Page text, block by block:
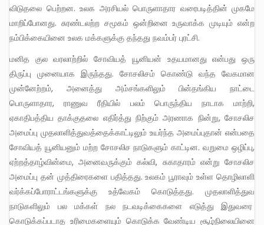
விடுதலை பெற்றன. உலக அரசியல் பொருளாதார வரைபடித்தின் முகமே
மாறிப்போனது. சுரண்டலற்ற சமூகம் ஒன்றினை உருவாக்க முடியும் என்ற
நம்பிக்கையினை உலக மக்களுக்கு தந்தது நவம்பர் புரட்சி.
மனித குல வரலாற்றில் சோவியத் யூனியன் உதயமானது என்பது ஒரு
திருப்பு முனையாக இருந்தது. சோசலிசம் கொண்டு வந்த வேகமான
முன்னேற்றம், அனைத்து அம்சங்களிலும் பின்தங்கிய நாட்டை
பொருளாதார, ராணுவ ரீதியில் பலம் பொருந்திய நாடாக மாற்றி,
ஏகாதிபத்திய தாக்குதலை எதிர்த்து நிற்கும் அரணாக நின்று, சோசலிச
அமைப்பு முதலாளித்துவத்தைக்காட்டிலும் உயர்ந்த அமைப்புதான் என்பதை
சோவியத் யூனியனும் மற்ற சோசலிச நாடுகளும் காட்டின. வறுமை ஒழிப்பு,
ஏற்றத்தாழ்வின்மை, அனைவருக்கும் கல்வி, சுகாதாரம் என்று சோசலிச
அமைப்பு தன் முத்திரைகளை பதித்தது. உலகம் பூராவும் உள்ள தொழிலாளி
வர்க்கப்போராட்டங்களுக்கு உத்வேகம் கொடுத்தது. முதலாளித்துவ
நாடுகளிலும் பல மக்கள் நல நடவடிக்கைகளை எடுத்து இதுவரை
கொடுக்கப்படாத உரிமைகளையும் கொடுக்க வேண்டிய சூழ்நிலையினை